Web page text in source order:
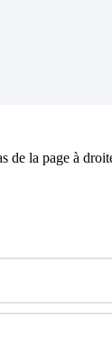
de la page à